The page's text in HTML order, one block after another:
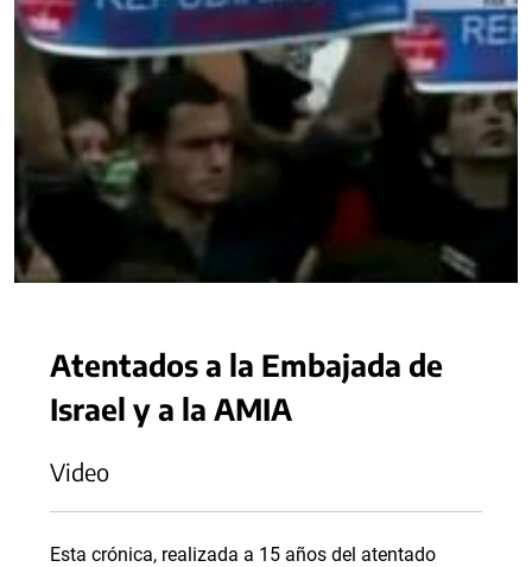
Atentados a la Embajada de
Israel y a la AMIA
Video
Esta crónica, realizada a 15 años del atentado